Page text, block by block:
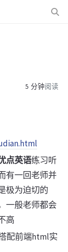
5 分钟阅读
点英语练习听
有一回老师并
极为迫切的
一般老师都会
高
配前端html实